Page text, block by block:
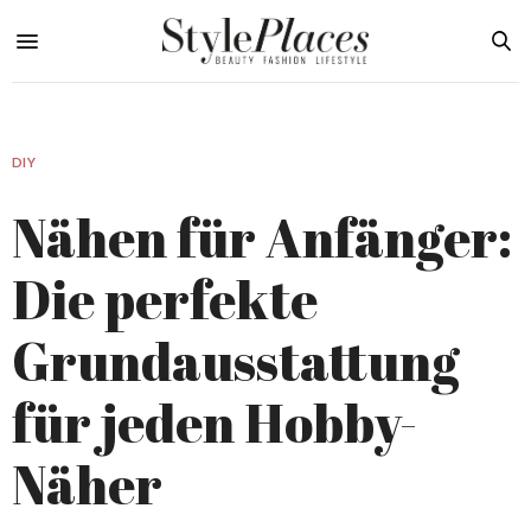
DIY
Nähen für Anfänger:
Die perfekte
Grundausstattung
für jeden Hobby-
Näher